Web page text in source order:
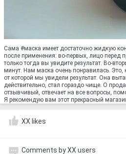
Сама #маска имеет достаточно жидкую
после применения: во-первых, лицо перед
только тогда вы увидите результат. Во-
минут. Нам маска очень понравилась. Это,
от которой мы увидели результат. Она
действительно, стал гораздо чище. О
отзывчивый, отвечает на все вопросы,
Я рекомендую вам этот прекрасный
XX likes
Comments by XX users